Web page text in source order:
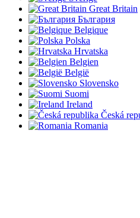
Great Britain
България
Belgique
Polska
Hrvatska
Belgien
België
Slovensko
Suomi
Ireland
Česká
Romania